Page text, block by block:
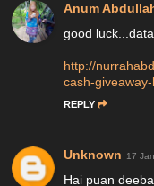
Anum
good
http://
cash-
REPLY
Unknown 17
Hai puan